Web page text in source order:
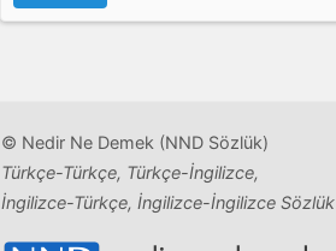
© Nedir Ne Demek (NND Sözlük)
Türkçe-Türkçe, Türkçe-İngilizce,
İngilizce-Türkçe, İngilizce-İngilizce Sözlük